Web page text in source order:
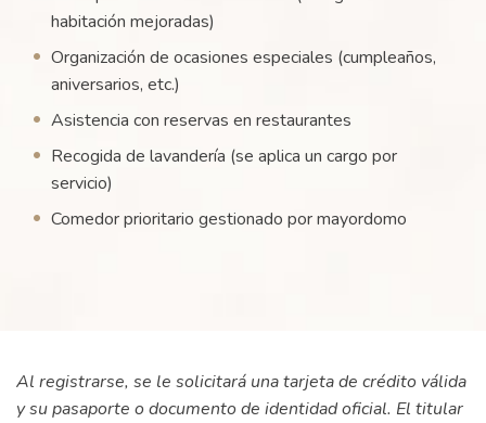
habitación mejoradas)
Organización de ocasiones especiales (cumpleaños,
aniversarios, etc.)
Asistencia con reservas en restaurantes
Recogida de lavandería (se aplica un cargo por
servicio)
Comedor prioritario gestionado por mayordomo
Al registrarse, se le solicitará una tarjeta de crédito válida
y su pasaporte o documento de identidad oficial. El titular